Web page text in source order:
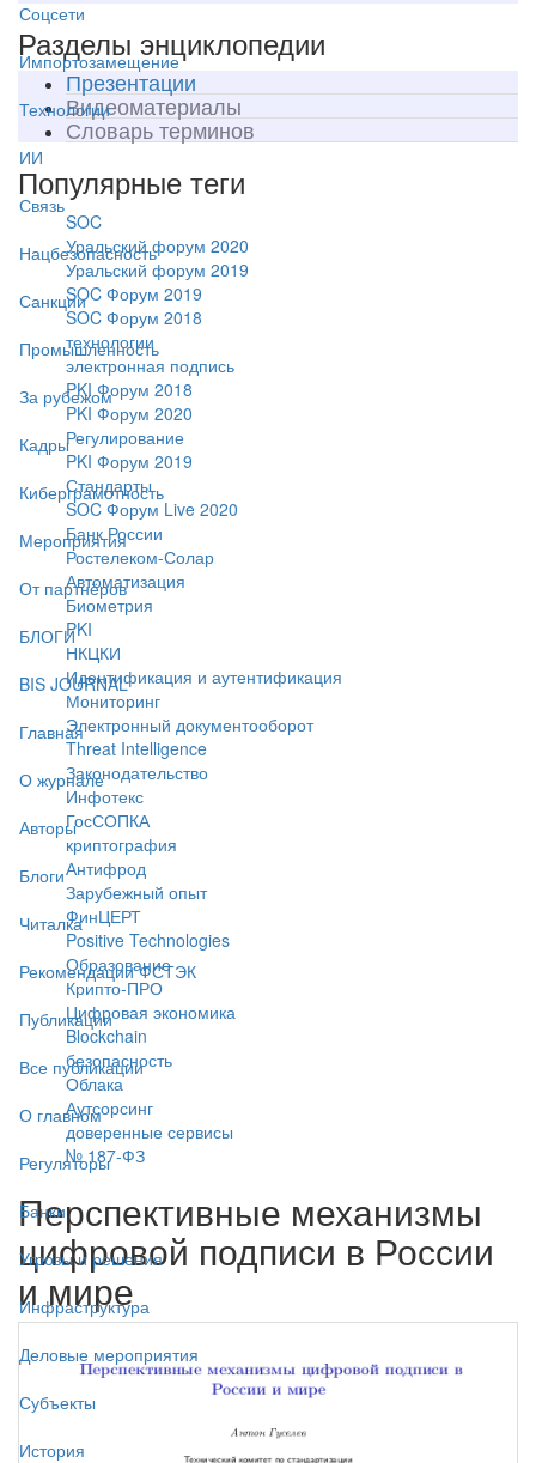
Соцсети
Импортозамещение
Технологии
ИИ
Связь
Нацбезопасность
Санкции
Промышленность
За рубежом
Кадры
Киберграмотность
Мероприятия
От партнёров
БЛОГИ
BIS JOURNAL
Главная
О журнале
Авторы
Блоги
Читалка
Рекомендации ФСТЭК
Публикации
Все публикации
О главном
Регуляторы
Банки
Угрозы и решения
Инфраструктура
Деловые мероприятия
Субъекты
История
Разделы энциклопедии
Презентации
Видеоматериалы
Словарь терминов
Популярные теги
SOC
Уральский форум 2020
Уральский форум 2019
SOC Форум 2019
SOC Форум 2018
технологии
электронная подпись
PKI Форум 2018
PKI Форум 2020
Регулирование
PKI Форум 2019
Стандарты
SOC Форум Live 2020
Банк России
Ростелеком-Солар
Автоматизация
Биометрия
PKI
НКЦКИ
Идентификация и аутентификация
Мониторинг
Электронный документооборот
Threat Intelligence
Законодательство
Инфотекс
ГосСОПКА
криптография
Антифрод
Зарубежный опыт
ФинЦЕРТ
Positive Technologies
Образование
Крипто-ПРО
Цифровая экономика
Blockchain
безопасность
Облака
Аутсорсинг
доверенные сервисы
№ 187-ФЗ
Перспективные механизмы
цифровой подписи в России
и мире